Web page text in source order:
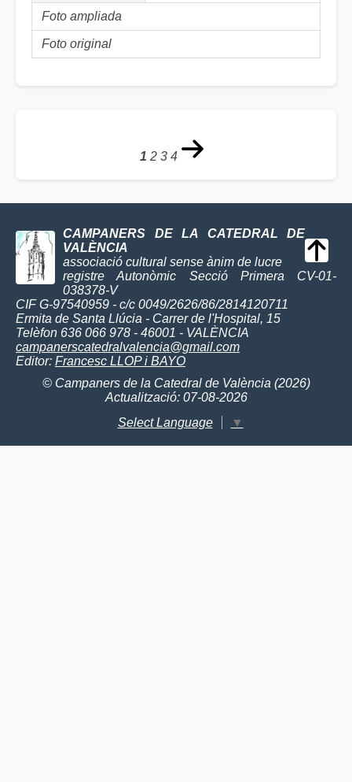
Foto ampliada
Foto original
1 2 3 4
CAMPANERS DE LA CATEDRAL DE
VALÈNCIA
associació cultural sense ànim de lucre
registre Autonòmic Secció Primera CV-01-
038378-V
CIF G-97540959 - c/c 0049/2626/86/2814120711
Ermita de Santa Llúcia - Carrer de l'Hospital, 15
Telèfon 636 066 978 - 46001 - VALÈNCIA
campanerscatedralvalencia@gmail.com
Editor: Francesc LLOP i BAYO
© Campaners de la Catedral de València (2026)
Actualització: 07-08-2026
Select Language
▼